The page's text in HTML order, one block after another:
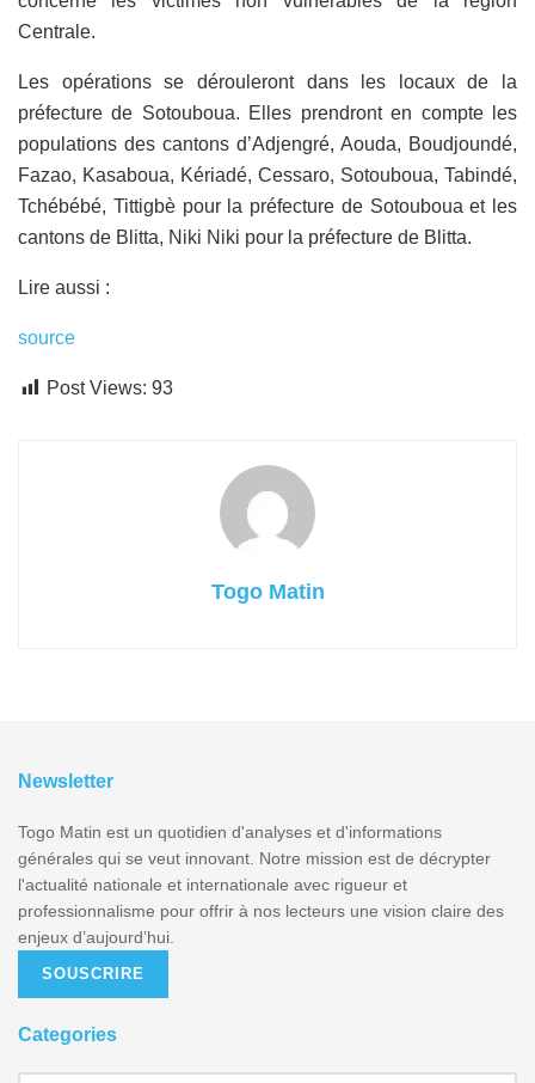
Centrale.
Les opérations se dérouleront dans les locaux de la
préfecture de Sotouboua. Elles prendront en compte les
populations des cantons d’Adjengré, Aouda, Boudjoundé,
Fazao, Kasaboua, Kériadé, Cessaro, Sotouboua, Tabindé,
Tchébébé, Tittigbè pour la préfecture de Sotouboua et les
cantons de Blitta, Niki Niki pour la préfecture de Blitta.
Lire aussi :
source
Post Views: 93
Togo Matin
Newsletter
Togo Matin est un quotidien d'analyses et d'informations
générales qui se veut innovant. Notre mission est de décrypter
l'actualité nationale et internationale avec rigueur et
professionnalisme pour offrir à nos lecteurs une vision claire des
enjeux d’aujourd’hui.
SOUSCRIRE
Categories